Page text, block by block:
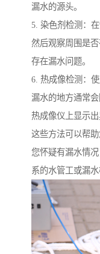
漏水的源头。
5. 染色剂检测：
然后观察周围是
存在漏水问题。
6. 热成像检测：
漏水的地方通常
热成像仪上显示出
这些方法可以帮
您怀疑有漏水情
系的水管工或漏